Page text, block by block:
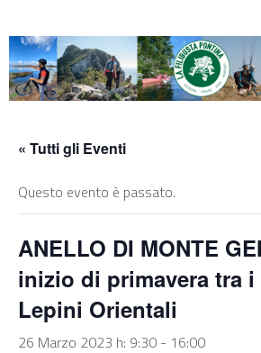
to
content
« Tutti gli Eventi
Questo evento è passato.
ANELLO DI MONTE
inizio di primavera tra
Lepini Orientali
26 Marzo 2023 h: 9:30 - 16:00